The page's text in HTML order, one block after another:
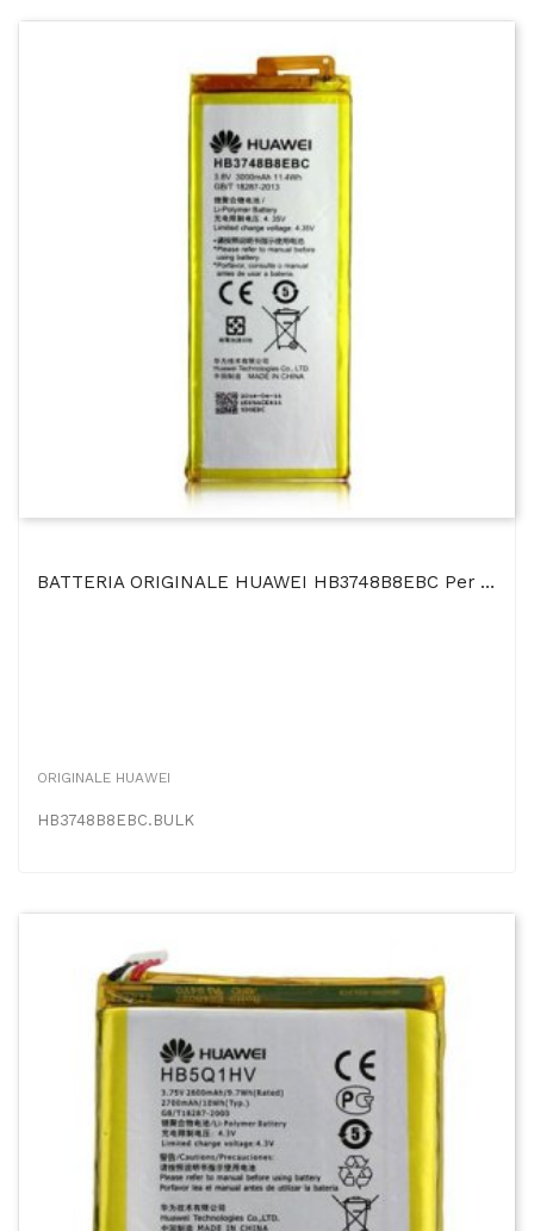
BATTERIA ORIGINALE HUAWEI HB3748B8EBC Per ASCEND G7 - 3000 MAh LI-ION BULK SEGUE COMPATIBILITA'...
ORIGINALE HUAWEI
HB3748B8EBC.BULK